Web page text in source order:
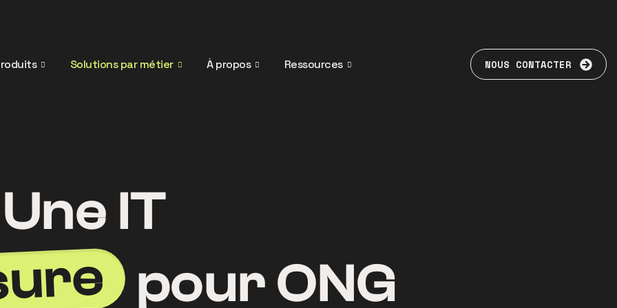
Solutions par métier À propos Ressources NOUS CONTACTER
Une IT
pour ONG